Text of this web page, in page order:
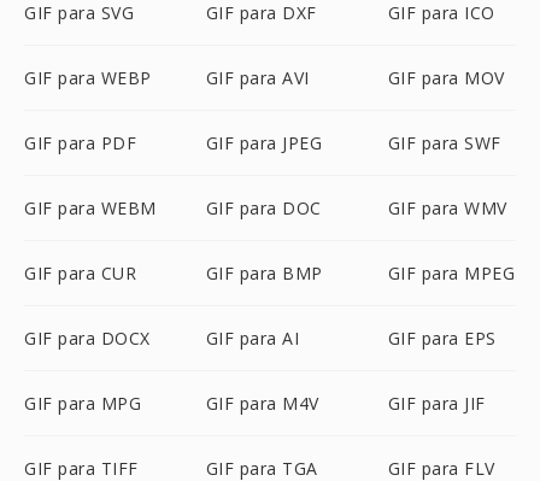
GIF para SVG GIF para DXF GIF para ICO
GIF para WEBP GIF para AVI GIF para MOV
GIF para PDF GIF para JPEG GIF para SWF
GIF para WEBM GIF para DOC GIF para WMV
GIF para CUR GIF para BMP GIF para MPEG
GIF para DOCX GIF para AI GIF para EPS
GIF para MPG GIF para M4V GIF para JIF
GIF para TIFF GIF para TGA GIF para FLV